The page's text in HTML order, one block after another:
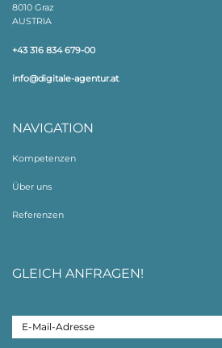
8010 Graz
AUSTRIA
+43 316 834 679-00
info@digitale-agentur.at
NAVIGATION
Kompetenzen
Über uns
Referenzen
GLEICH ANFRAGEN!